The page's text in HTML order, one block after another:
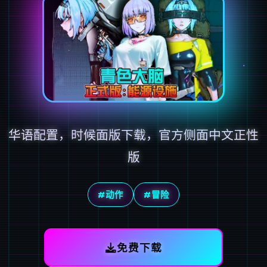
华语配置，时候面版下载，官方侧面中文正性
版
#动作 #冒险
免费下载